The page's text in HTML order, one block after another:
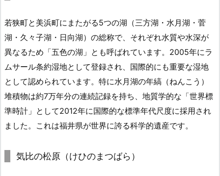
若狭町と美浜町にまたがる5つの湖（三方湖・水月湖・菅
湖・久々子湖・日向湖）の総称で、それぞれ水質や水深が
異なるため「五色の湖」とも呼ばれています。2005年にラ
ムサール条約湿地として登録され、国際的にも重要な湿地
として認められています。特に水月湖の年縞（ねんこう）
堆積物は約7万年分の連続記録を持ち、地質学的な「世界標
準時計」として2012年に国際的な標準年代尺度に採用され
ました。これは福井県が世界に誇る科学的遺産です。
気比の松原（けひのまつばら）